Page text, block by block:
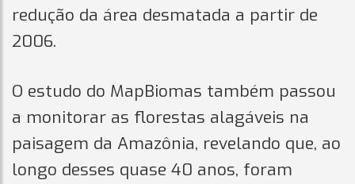
redução da área desmatada a partir de
2006.
O estudo do MapBiomas também passou
a monitorar as florestas alagáveis na
paisagem da Amazônia, revelando que, ao
longo desses quase 40 anos, foram